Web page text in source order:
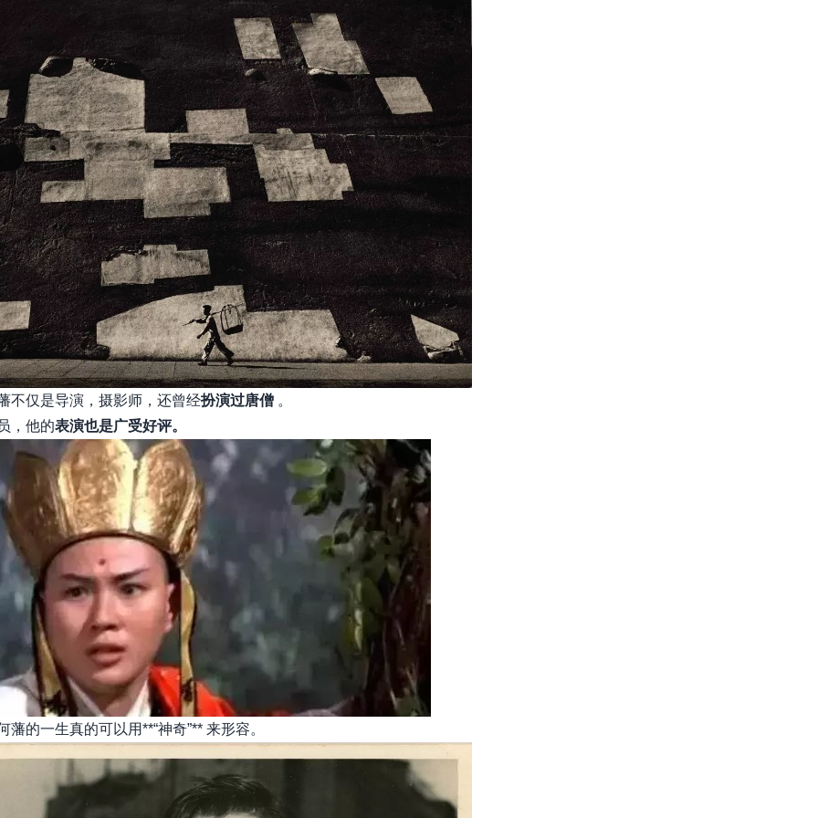
不仅是导演，摄影师，还曾经扮演过唐僧。
，他的表演也是广受好评。
藩的一生真的可以用**“神奇”** 来形容。